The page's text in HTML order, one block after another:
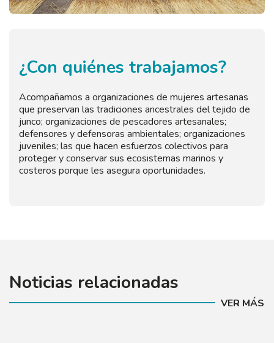
¿Con quiénes trabajamos?
Acompañamos a organizaciones de mujeres artesanas
que preservan las tradiciones ancestrales del tejido de
junco; organizaciones de pescadores artesanales;
defensores y defensoras ambientales; organizaciones
juveniles; las que hacen esfuerzos colectivos para
proteger y conservar sus ecosistemas marinos y
costeros porque les asegura oportunidades.
Noticias relacionadas
VER MÁS